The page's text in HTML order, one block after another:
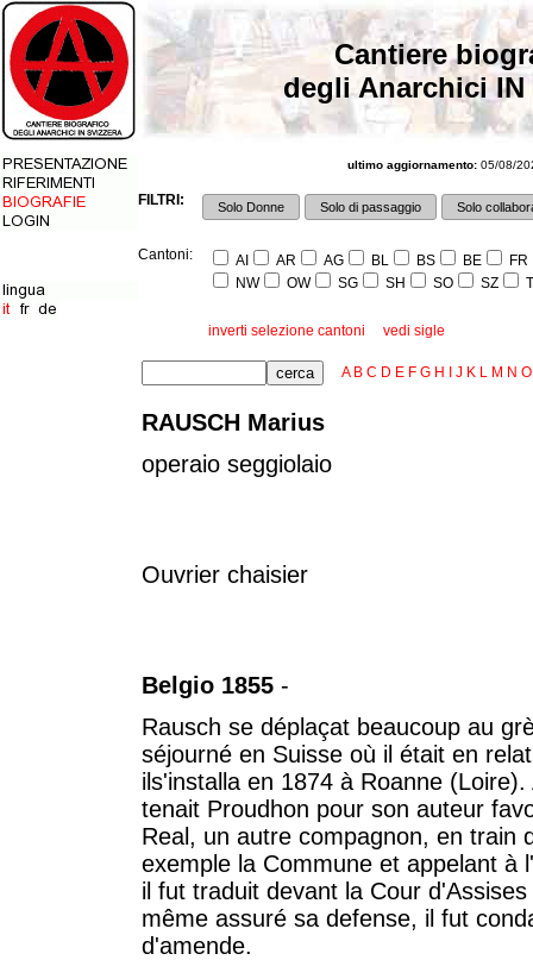
Cantiere
degli Anarchici IN
ultimo aggiornamento: 05/08/
FILTRI: Solo Donne Solo di passaggio Solo
Cantoni: AI AR AG BL BS BE
FR
NW
OW SG SH SO SZ
inverti selezione cantoni vedi sigle
A B C D E F G H J K L M N O
RAUSCH Marius
operaio seggiolaio
Ouvrier chaisier
Belgio 1855 -
Rausch se déplaçat beaucoup au
séjourné en Suisse où il était en
ils'installa en 1874 à Roanne
tenait Proudhon pour son auteur
Real, un autre compagnon, en train
exemple la Commune et appelant à
il fut traduit devant la Cour
même assuré sa defense, il fut
d'amende.